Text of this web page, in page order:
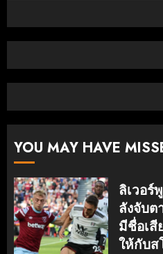
YOU MAY HAVE
ลิเวอร์
ลังจับ
มีชื่อเสี
ให้กับส